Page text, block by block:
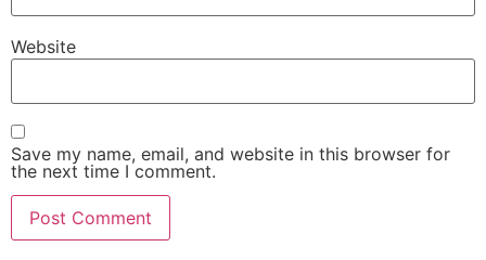
Website
Save my name, email, and website in this browser for
the next time I comment.